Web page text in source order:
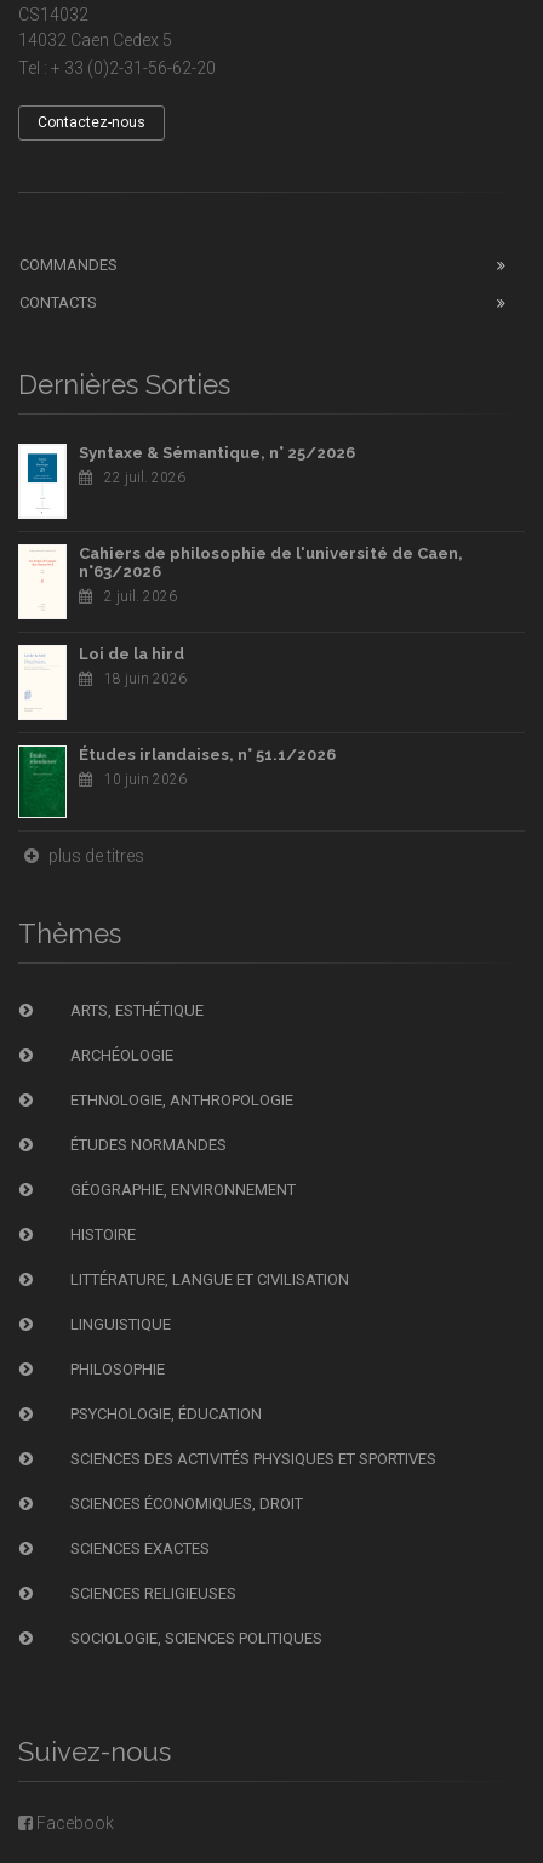
CS14032
14032 Caen Cedex 5
Tel : + 33 (0)2-31-56-62-20
Contactez-nous
COMMANDES
CONTACTS
Dernières Sorties
Syntaxe & Sémantique, n° 25/2026
22 juil. 2026
Cahiers de philosophie de l'université de Caen,
n°63/2026
2 juil. 2026
Loi de la hird
18 juin 2026
Études irlandaises, n° 51.1/2026
10 juin 2026
plus de titres
Thèmes
ARTS, ESTHÉTIQUE
ARCHÉOLOGIE
ETHNOLOGIE, ANTHROPOLOGIE
ÉTUDES NORMANDES
GÉOGRAPHIE, ENVIRONNEMENT
HISTOIRE
LITTÉRATURE, LANGUE ET CIVILISATION
LINGUISTIQUE
PHILOSOPHIE
PSYCHOLOGIE, ÉDUCATION
SCIENCES DES ACTIVITÉS PHYSIQUES ET SPORTIVES
SCIENCES ÉCONOMIQUES, DROIT
SCIENCES EXACTES
SCIENCES RELIGIEUSES
SOCIOLOGIE, SCIENCES POLITIQUES
Suivez-nous
Facebook